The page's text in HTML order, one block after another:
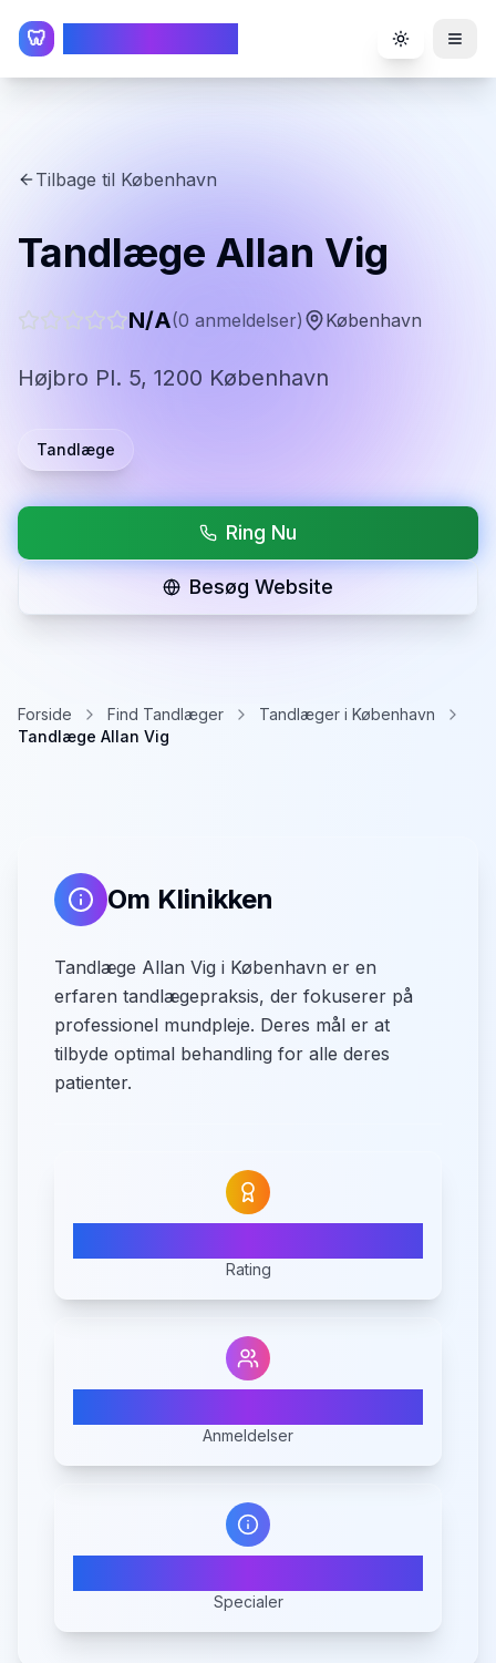
🦷 Toggle
Tilbage til København
Tandlæge Allan Vig
N/A(0 anmeldelser) København
Højbro Pl. 5, 1200 København
Tandlæge
Ring Nu
Besøg Website
Forside Find Tandlæger
Tandlæger i København
Tandlæge Allan Vig
Om Klinikken
Tandlæge Allan Vig i København er en
erfaren tandlægepraksis, der fokuserer på
professionel mundpleje. Deres mål er at
tilbyde optimal behandling for alle deres
patienter.
Rating
Anmeldelser
Specialer